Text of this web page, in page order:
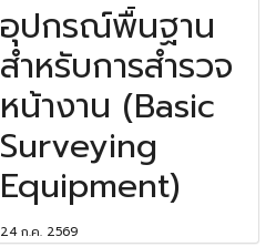
อุปกรณ์พื้นฐาน
สำหรับการสำรวจ
หน้างาน (Basic
Surveying
Equipment)
24 ก.ค. 2569